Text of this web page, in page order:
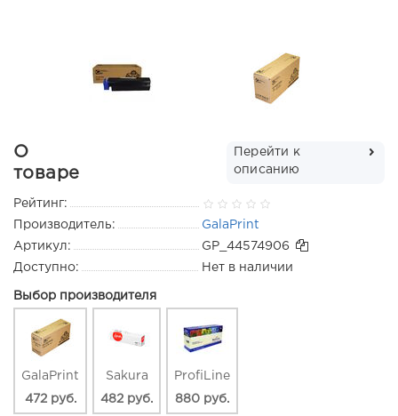
О
товаре
Перейти к
описанию
Рейтинг:
Производитель:
GalaPrint
Артикул:
GP_44574906
Доступно:
Нет в наличии
Выбор производителя
GalaPrint
472 руб.
Sakura
482 руб.
ProfiLine
880 руб.